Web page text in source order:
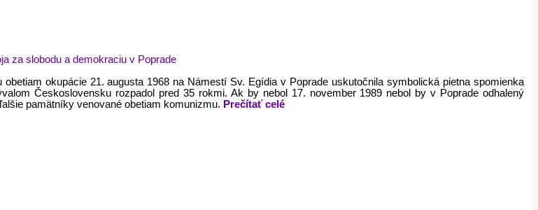
za slobodu a demokraciu v Poprade
okupácie 21. augusta 1968 na Námestí Sv. Egídia v Poprade uskutočnila symbolická pietna spomienka
Československu rozpadol pred 35 rokmi. Ak by nebol 17. november 1989 nebol by v Poprade odhalený
pamätníky venované obetiam komunizmu. Prečítať celé